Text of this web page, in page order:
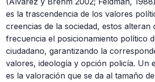
es la trascendencia de los valores
creencias de la sociedad, estos alteran
frecuencia el posicionamiento político
ciudadano, garantizando la
valores, ideología y opción policía. Un
es la valoración que se da al tamaño